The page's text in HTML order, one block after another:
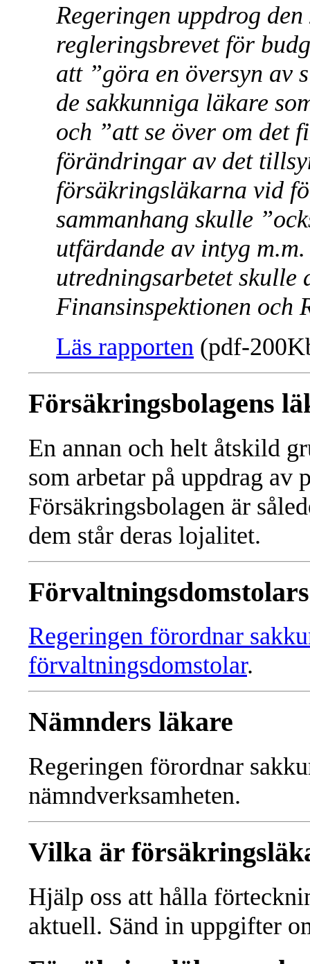
Regeringen uppdrog
regleringsbrevet för
att ”göra en översyn av
de sakkunniga läkare
och ”att se över om det
förändringar av det
försäkringsläkarna vid
sammanhang skulle
utfärdande av intyg
utredningsarbetet skulle
Finansinspektionen och
Läs rapporten (pdf-
Försäkringsbolagens
En annan och helt åtskild
som arbetar på uppdrag av
Försäkringsbolagen är
dem står deras lojalitet.
Regeringen förordnar
förvaltningsdomstolar.
Nämnders läkare
Regeringen förordnar
nämndverksamheten.
Vilka är
Hjälp oss att hålla
aktuell. Sänd in uppgifter